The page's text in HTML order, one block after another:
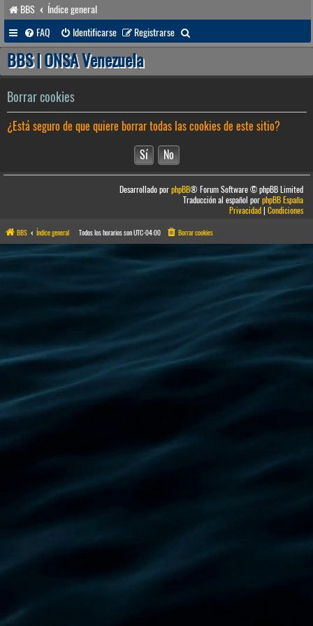
BBS
Índice general
FAQ
Identificarse Registrarse
u
a
r
BBS | ONSA Venezuela
Borrar cookies
¿Está seguro de que quiere borrar todas las cookies de este sitio?
Desarrollado porphpBB® Forum Software © phpBB Limited
Traducción al español porphpBB España
Privacidad|Condiciones
BBS Índice general Todos los horarios sonUTC-04:00 Borrar cookies